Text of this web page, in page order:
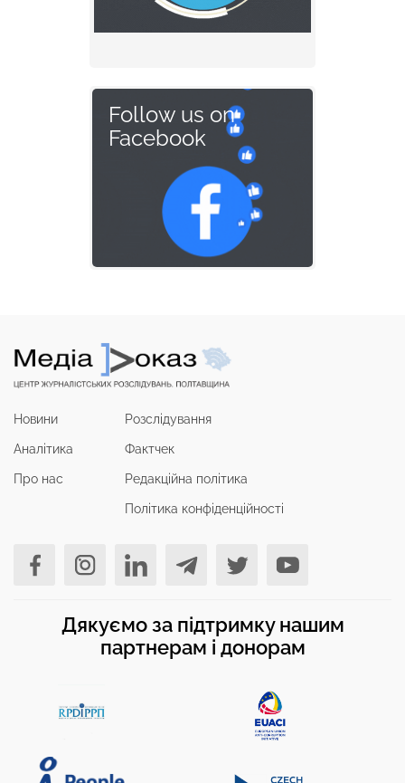
Follow us on
Facebook
Новини
Аналітика
Про нас
Розслідування
Фактчек
Редакційна політика
Політика конфіденційності
Дякуємо за підтримку нашим
партнерам і донорам